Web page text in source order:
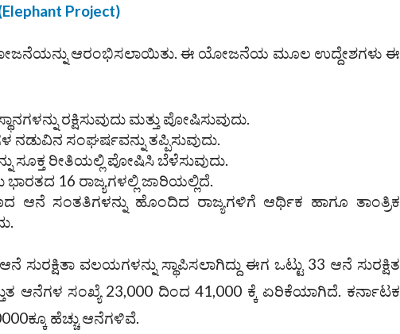
Project)
ಆರಂಭಿಸಲಾಯಿತು. ಈ ಯೋಜನೆಯ ಮೂಲ ಉದ್ದೇಶಗಳು ಈ
ರಕ್ಷಿಸುವುದು ಮತ್ತು ಪೋಷಿಸುವುದು.
ನಡುವಿನ ಸಂಘರ್ಷವನ್ನು ತಪ್ಪಿಸುವುದು.
ಸೂಕ್ತ ರೀತಿಯಲ್ಲಿ ಪೋಷಿಸಿ ಬೆಳೆಸುವುದು.
16 ರಾಜ್ಯಗಳಲ್ಲಿ ಜಾರಿಯಲ್ಲಿದೆ.
ಆನೆ ಸಂತತಿಗಳನ್ನು ಹೊಂದಿದ ರಾಜ್ಯಗಳಿಗೆ ಆರ್ಥಿಕ ಹಾಗೂ ತಾಂತ್ರಿಕ
ಸುರಕ್ಷಿತಾ ವಲಯಗಳನ್ನು ಸ್ಥಾಪಿಸಲಾಗಿದ್ದು ಈಗ ಒಟ್ಟು 33 ಆನೆ ಸುರಕ್ಷಿತ
ಆನೆಗಳ ಸಂಖ್ಯೆ 23,000 ದಿಂದ 41,000 ಕ್ಕೆ ಏರಿಕೆಯಾಗಿದೆ. ಕರ್ನಾಟಕ
ಹೆಚ್ಚು ಆನೆಗಳಿವೆ.